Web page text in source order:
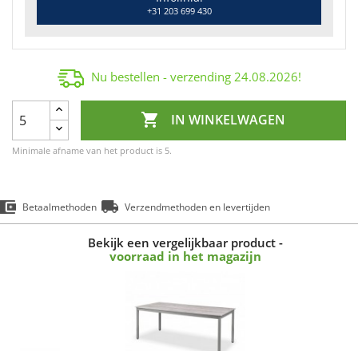
+31 203 699 430
Nu bestellen - verzending 24.08.2026!
 IN WINKELWAGEN
Minimale afname van het product is 5.
Betaalmethoden Verzendmethoden en levertijden
Bekijk een vergelijkbaar product -
voorraad in het magazijn